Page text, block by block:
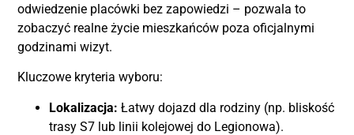
odwiedzenie placówki bez zapowiedzi – pozwala to
zobaczyć realne życie mieszkańców poza oficjalnymi
godzinami wizyt.
Kluczowe kryteria wyboru:
Lokalizacja: Łatwy dojazd dla rodziny (np. bliskość
trasy S7 lub linii kolejowej do Legionowa).